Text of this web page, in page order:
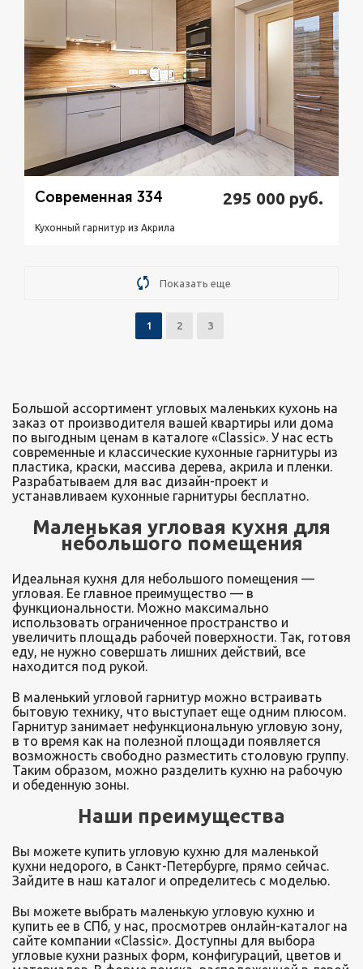
Современная 334 295 000 руб.
Кухонный гарнитур из Акрилa
Подробнее
Показать еще
1 2 3
Большой ассортимент угловых маленьких кухонь на
заказ от производителя вашей квартиры или дома
по выгодным ценам в каталоге «Classic». У нас есть
современные и классические кухонные гарнитуры из
пластика, краски, массива дерева, акрила и пленки.
Разрабатываем для вас дизайн-проект и
устанавливаем кухонные гарнитуры бесплатно.
Маленькая угловая кухня для
небольшого помещения
Идеальная кухня для небольшого помещения —
угловая. Ее главное преимущество — в
функциональности. Можно максимально
использовать ограниченное пространство и
увеличить площадь рабочей поверхности. Так, готовя
еду, не нужно совершать лишних действий, все
находится под рукой.
В маленький угловой гарнитур можно встраивать
бытовую технику, что выступает еще одним плюсом.
Гарнитур занимает нефункциональную угловую зону,
в то время как на полезной площади появляется
возможность свободно разместить столовую группу.
Таким образом, можно разделить кухню на рабочую
и обеденную зоны.
Наши преимущества
Вы можете купить угловую кухню для маленькой
кухни недорого, в Санкт-Петербурге, прямо сейчас.
Зайдите в наш каталог и определитесь с моделью.
Вы можете выбрать маленькую угловую кухню и
купить ее в СПб, у нас, просмотрев онлайн-каталог на
сайте компании «Classic». Доступны для выбора
угловые кухни разных форм, конфигураций, цветов и